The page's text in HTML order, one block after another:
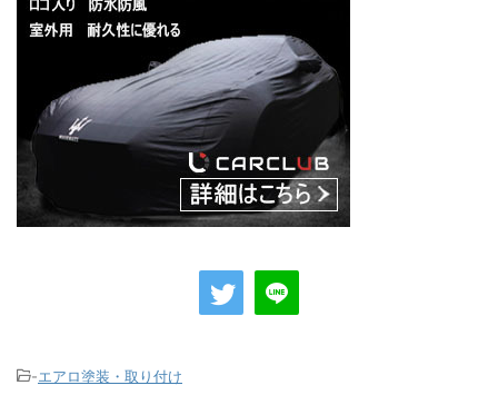
-エアロ塗装・取り付け